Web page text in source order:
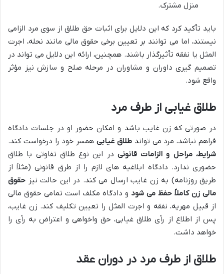
منزل مشترک.
باید تأکید کرد که این دلایل برای اثبات حق طلاق از سوی مرد الزامی
نیستند، اما می توانند بر تعیین برخی حقوق مالی مانند نحله، اجرت
المثل یا نفقه تأثیرگذار باشند. همچنین، ارائه این دلایل می تواند در
تصمیم گیری داوران و مشاوران در مرحله صلح و سازش نیز مؤثر
واقع شود.
طلاق غیابی از طرف مرد
در صورتی که زن غایب باشد و امکان حضور او در جلسات دادگاه
فراهم نباشد، مرد می تواندطلاق غیابیهمسر خود را درخواست کند.
شرایط، مراحل و الزامات قانونی در این نوع طلاق تفاوتی با طلاق
حضوری ندارد. دادگاه ابلاغیه های لازم را از طرق قانونی (مثلاً از
طریق روزنامه) به زن غایب ارسال می کند. در این حالت نیز حقوق
مالی زن کاملاً حفظ می شود و دادگاه مکلف است تمامی حقوق مالی
از قبیل مهریه، نفقه و اجرت المثل را تعیین تکلیف کند. زن غایب،
پس از اطلاع از رأی طلاق غیابی، حق واخواهی و اعتراض به رأی را
خواهد داشت.
طلاق از طرف مرد در دوران عقد